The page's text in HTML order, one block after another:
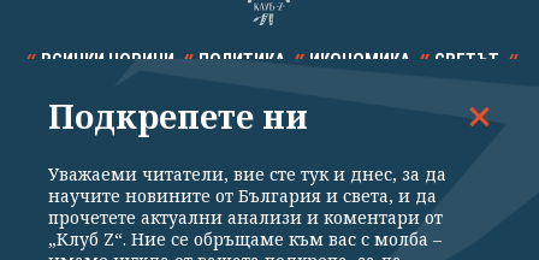
ВСИЧКИ НОВИНИ ПОЛИТИКА ИКОНОМИКА СВЕТЪТ
СПОРТ КУЛТУРА ТЕХНОЛОГИИ КАЛЕЙДОСКОП
Подкрепете ни
Уважаеми читатели, вие сте тук и днес, за да
научите новините от България и света, и да
прочетете актуални анализи и коментари от
„Клуб Z“. Ние се обръщаме към вас с молба –